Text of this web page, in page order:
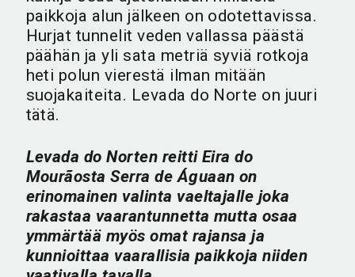
paikkoja alun jälkeen on odotettavissa.
Hurjat tunnelit veden vallassa päästä
päähän ja yli sata metriä syviä rotkoja
heti polun vierestä ilman mitään
suojakaiteita. Levada do Norte on juuri
tätä.
Levada do Norten reitti Eira do
Mourãosta Serra de Águaan on
erinomainen valinta vaeltajalle joka
rakastaa vaarantunnetta mutta osaa
ymmärtää myös omat rajansa ja
kunnioittaa vaarallisia paikkoja niiden